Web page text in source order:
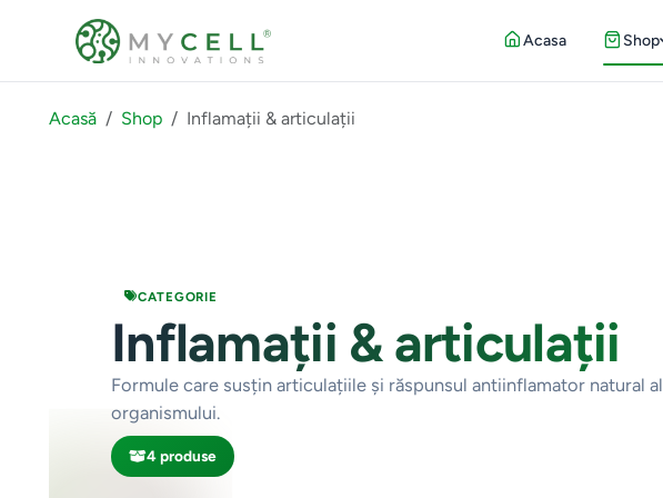
Acasa Shop
Acasă Shop Inflamații & articulații
CATEGORIE
Inflamații & articulații
Formule care susțin articulațiile și răspunsul antiinflamator natural al
organismului.
4 produse